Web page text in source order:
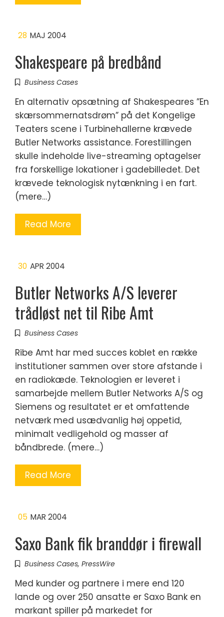
28 MAJ 2004
Shakespeare på bredbånd
Business Cases
En alternativ opsætning af Shakespeares ”En
skærsommernatsdrøm” på det Kongelige
Teaters scene i Turbinehallerne krævede
Butler Networks assistance. Forestillingen
skulle indeholde live-streaming optagelser
fra forskellige lokationer i gadebilledet. Det
krævede teknologisk nytænkning i en fart.
(mere…)
Read More
30 APR 2004
Butler Networks A/S leverer
trådløst net til Ribe Amt
Business Cases
Ribe Amt har med succes koblet en række
institutioner sammen over store afstande i
en radiokæde. Teknologien er leveret i
samarbejde mellem Butler Networks A/S og
Siemens og resultatet er et omfattende
netværk med usædvanlig høj oppetid,
minimalt vedligehold og masser af
båndbrede. (mere…)
Read More
05 MAR 2004
Saxo Bank fik branddør i firewall
Business Cases, PressWire
Med kunder og partnere i mere end 120
lande og over 250 ansatte er Saxo Bank en
markant spiller på markedet for